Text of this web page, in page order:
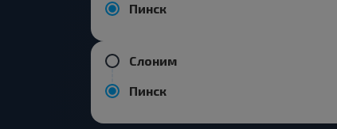
Пинск
Слоним
Пинск